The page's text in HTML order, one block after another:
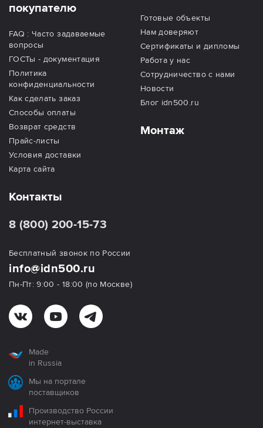
покупателю
FAQ : Часто задаваемые
вопросы
ГОСТы - документация
Политика
конфиденциальности
Как сделать заказ
Способы оплаты
Возврат средств
Прайс-листы
Условия доставки
Карта сайта
Готовые объекты
Нам доверяют
Сертификаты и дипломы
Работа у нас
Сотрудничество с нами
Новости
Блог idn500.ru
Монтаж
Контакты
8 (800) 200-15-73
Бесплатный звонок по России
info@idn500.ru
Пн-Пт: 9:00 - 18:00 (по Москве)
Made
in Russia
Мы на портале
поставщиков
Производство России
интернет-выставка